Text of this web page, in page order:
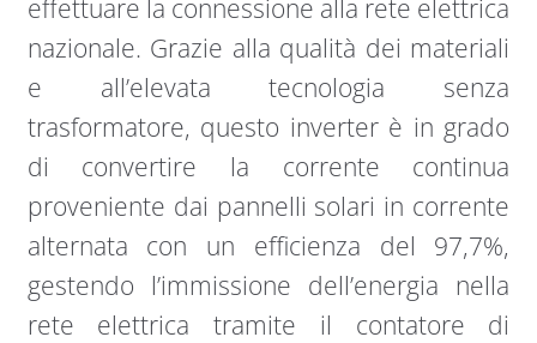
effettuare la connessione alla rete elettrica
nazionale. Grazie alla qualità dei materiali
e all’elevata tecnologia senza
trasformatore, questo inverter è in grado
di convertire la corrente continua
proveniente dai pannelli solari in corrente
alternata con un efficienza del 97,7%,
gestendo l’immissione dell’energia nella
rete elettrica tramite il contatore di